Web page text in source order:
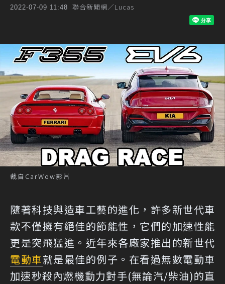
2022-07-09 11:48 聯合新聞網／Lucas
裁自CarWow影片
隨著科技與造車工藝的進化，許多新世代車
款不僅擁有絕佳的節能性，它們的加速性能
更是突飛猛進。近年來各廠家推出的新世代
電動車就是最佳的例子。在看過無數電動車
加速秒殺內燃機動力對手(無論汽/柴油)的直